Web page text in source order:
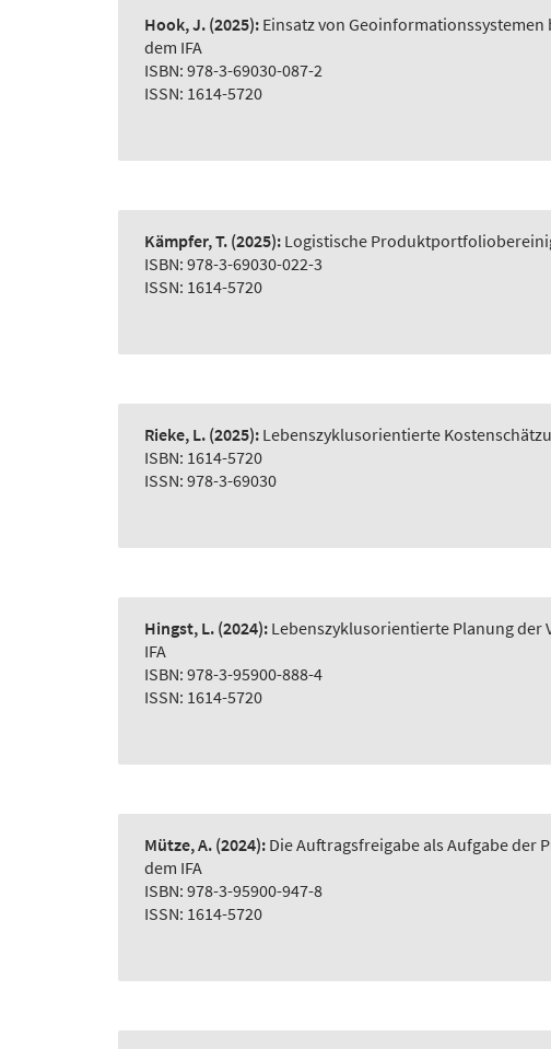
Hook, J. (2025): Einsatz von
dem IFA
ISBN: 978-3-69030-087-2
ISSN: 1614-5720
Kämpfer, T. (2025): Logistische
ISBN: 978-3-69030-022-3
ISSN: 1614-5720
Rieke, L. (2025): Lebenszyklusorientierte
ISBN: 1614-5720
ISSN: 978-3-69030
Hingst, L. (2024): Lebenszyklusorientierte Planung der
IFA
ISBN: 978-3-95900-888-4
ISSN: 1614-5720
Mütze, A. (2024): Die Auftragsfreigabe als Aufgabe
dem IFA
ISBN: 978-3-95900-947-8
ISSN: 1614-5720